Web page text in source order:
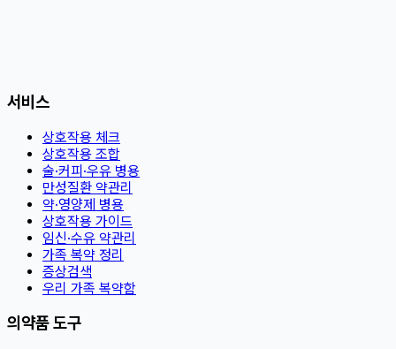
서비스
상호작용 체크
상호작용 조합
술·커피·우유 병용
만성질환 약관리
약·영양제 병용
상호작용 가이드
임신·수유 약관리
가족 복약 정리
증상검색
우리 가족 복약함
의약품 도구